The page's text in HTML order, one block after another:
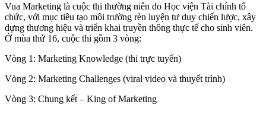
Vua Marketing là cuộc thi thường niên do Học viện Tài chính tổ
chức, với mục tiêu tạo môi trường rèn luyện tư duy chiến lược, xây
dựng thương hiệu và triển khai truyền thông thực tế cho sinh viên.
Ở mùa thứ 16, cuộc thi gồm 3 vòng:
Vòng 1: Marketing Knowledge (thi trực tuyến)
Vòng 2: Marketing Challenges (viral video và thuyết trình)
Vòng 3: Chung kết – King of Marketing